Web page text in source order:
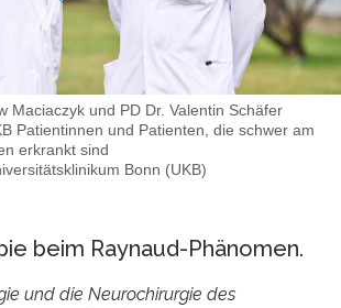
Maciaczyk und PD Dr. Valentin Schäfer
Patientinnen und Patienten, die schwer am
erkrankt sind
Bonn (UKB)
beim Raynaud-Phänomen.
und die Neurochirurgie des